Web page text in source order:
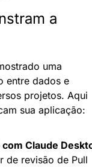
a
uma
entre dados e
projetos. Aqui
sua aplicação:
Claude